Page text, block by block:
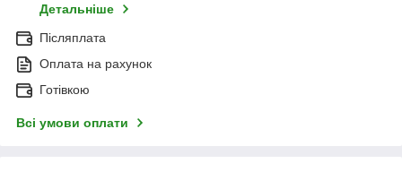
Детальніше
Післяплата
Оплата на рахунок
Готівкою
Всі умови оплати